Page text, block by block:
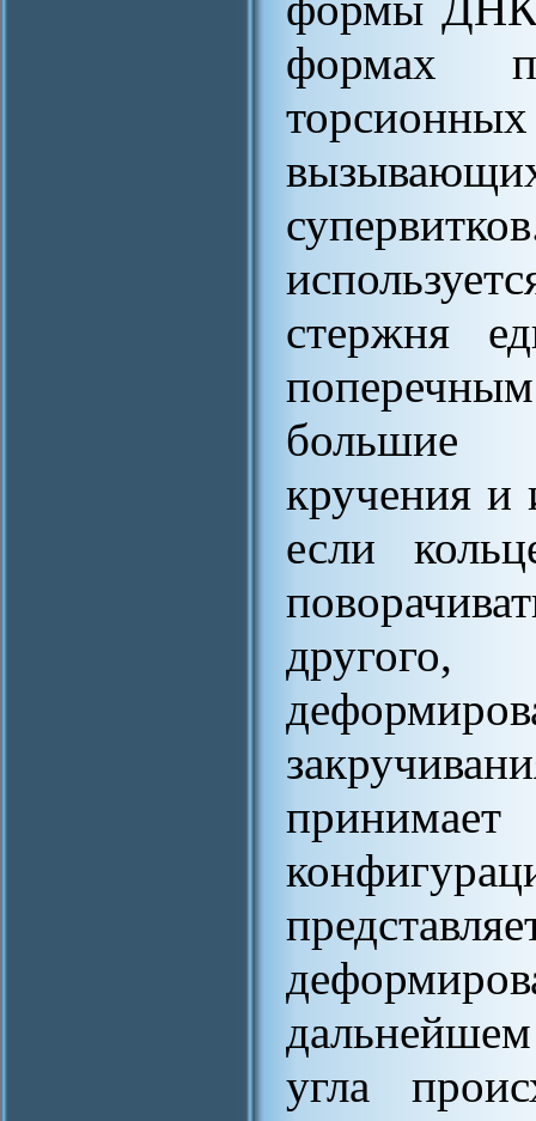
формах
стержня
большие
кручения и
если
угла